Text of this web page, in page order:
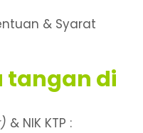
& Syarat
tangan di
& NIK KTP :